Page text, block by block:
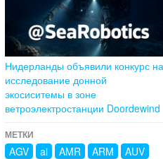
Нидерланды объявили конкурс на
исследование донной
экосиситемы в зоне
ветроэлектростанции Doordewind
МЕТКИ
AGV ai AMR ARM
AUV